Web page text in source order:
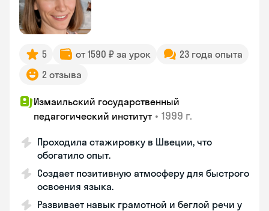
5 от 1590 ₽ за урок
23 года опыта
2 отзыва
Измаильский государственный
педагогический институт • 1999 г.
Проходила стажировку в Швеции, что
обогатило опыт.
Создает позитивную атмосферу для быстрого
освоения языка.
Развивает навык грамотной и беглой речи у